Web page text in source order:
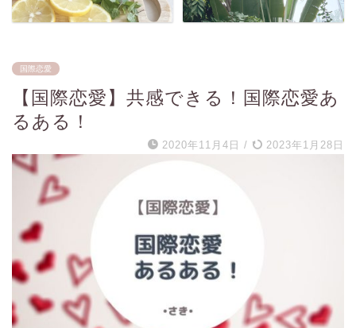
国際恋愛
【国際恋愛】共感できる！国際恋愛あ
るある！
2020年11月4日 / 2023年1月28日